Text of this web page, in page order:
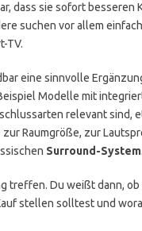
dass sie sofort
suchen vor allem
TV.
eine sinnvolle
Modelle mit
relevant sind,
Raumgröße, zur
Surround-System.
treffen. Du weißt dann,
stellen solltest und